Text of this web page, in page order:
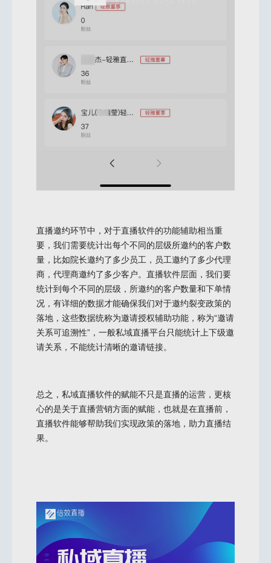
直播邀约环节中，对于直播软件的功能辅助相当重
要，我们需要统计出每个不同的层级所邀约的客户数
量，比如院长邀约了多少员工，员工邀约了多少代理
商，代理商邀约了多少客户。直播软件层面，我们要
统计到每个不同的层级，所邀约的客户数量和下单情
况，有详细的数据才能确保我们对于邀约裂变政策的
落地，这些数据统称为邀请授权辅助功能，称为“邀请
关系可追溯性”，一般私域直播平台只能统计上下级邀
请关系，不能统计清晰的邀请链接。
总之，私域直播软件的赋能不只是直播的运营，更核
心的是关于直播营销方面的赋能，也就是在直播前，
直播软件能够帮助我们实现政策的落地，助力直播结
果。